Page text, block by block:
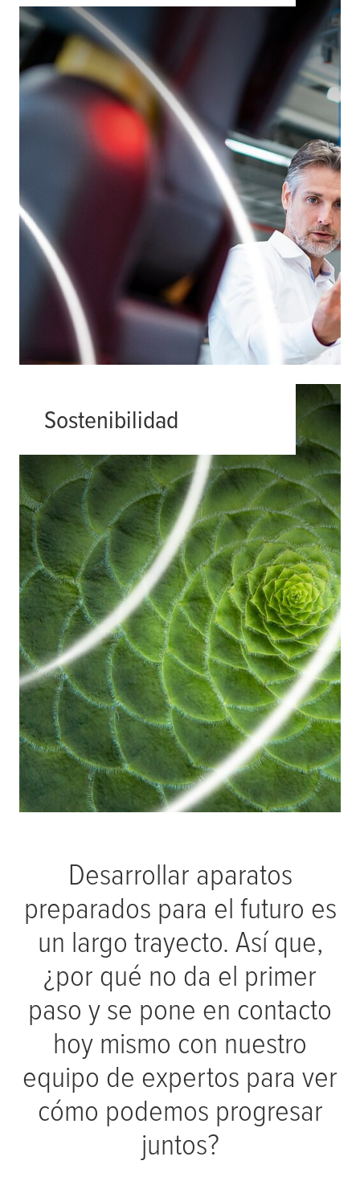
estamos comprometidos en ofrecer
soluciones adhesivas a medida para
sus necesidades. Conozca más sobre
nuestra oferta de asociación.
Leer más
Sostenibilidad
Entesa, estamos comprometidos en
crear soluciones adhesivas
sostenibles para la industria de
electrodomésticos. Descubra cómo
podemos ayudar a su empresa a
alcanzar sus objetivos de
sostenibilidad.
Leer más
Desarrollar aparatos
preparados para el futuro es
un largo trayecto. Así que,
¿por qué no da el primer
paso y se pone en contacto
hoy mismo con nuestro
equipo de expertos para ver
cómo podemos progresar
juntos?